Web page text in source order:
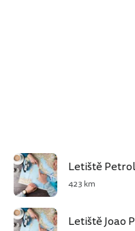
Letiště
423 km
Letiště Joao